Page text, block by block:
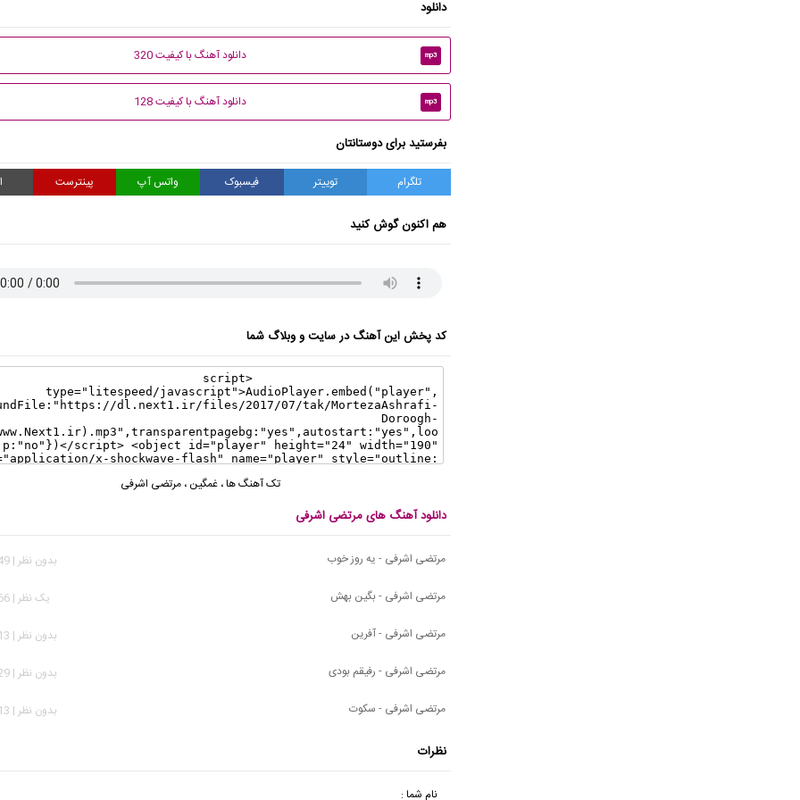
دانلود
mp3 دانلود آهنگ با کیفیت 320
mp3 دانلود آهنگ با کیفیت 128
بفرستید برای دوستانتان
تلگرام توییتر فیسبوک واتس آپ پینترست
هم اکنون گوش کنید
کد پخش این آهنگ در سایت و وبلاگ شما
تک آهنگ ها،غمگین ،مرتضی اشرفی
دانلود آهنگ های مرتضی اشرفی
مرتضی اشرفی - یه روز خوب
بدون نظر | 2,649 بازدید
مرتضی اشرفی - بگین بهش
يک نظر | 5,266 بازدید
مرتضی اشرفی - آفرین
بدون نظر | 1,913 بازدید
مرتضی اشرفی - رفیقم بودی
بدون نظر | 3,629 بازدید
مرتضی اشرفی - سکوت
بدون نظر | 2,213 بازدید
نظرات
نام شما :